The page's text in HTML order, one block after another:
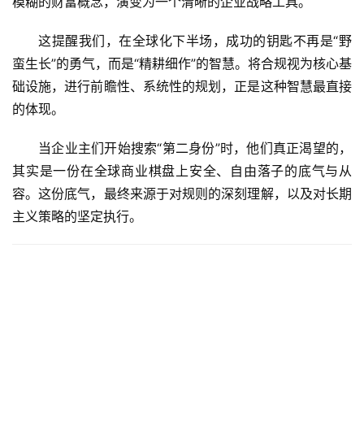
这提醒我们，在全球化下半场，成功的钥匙不再是“野
蛮生长”的勇气，而是“精耕细作”的智慧。将合规视为核心基
础设施，进行前瞻性、系统性的规划，正是这种智慧最直接
的体现。
当企业主们开始搜索“第二身份”时，他们真正渴望的，
其实是一份在全球商业棋盘上安全、自由落子的底气与从
容。这份底气，最终来源于对规则的深刻理解，以及对长期
主义策略的坚定执行。